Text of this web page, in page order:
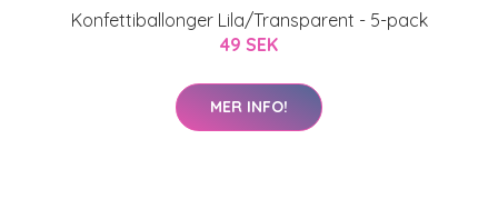
Konfettiballonger Lila/Transparent - 5-pack
49 SEK
MER INFO!